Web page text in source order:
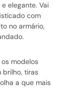
elegante. Vai
com
no armário,
modelos
brilho, tiras
a que mais